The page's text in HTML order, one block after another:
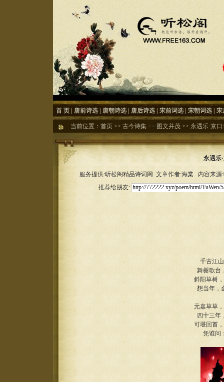
首 页 唐前诗选 唐朝诗选 唐后诗选 宋前词选 宋朝词选 宋
当前位置： 首页 >> 古今诗集 >> 图文并茂 >> 永遇乐·京
永遇乐
服务提供:听松阁精品诗词网 文章作者:海棠 内容来
推荐给朋友:
千古江
舞榭歌台
斜阳草树
想当年，
元嘉草草
四十三年
可堪回首
凭谁问